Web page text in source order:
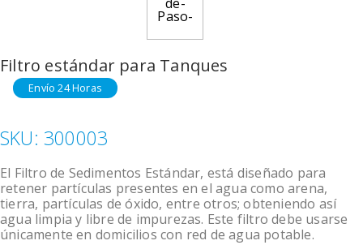
Filtro estándar para Tanques
SKU: 300003
El Filtro de Sedimentos Estándar, está diseñado para
retener partículas presentes en el agua como arena,
tierra, partículas de óxido, entre otros; obteniendo así
agua limpia y libre de impurezas. Este filtro debe usarse
únicamente en domicilios con red de agua potable.